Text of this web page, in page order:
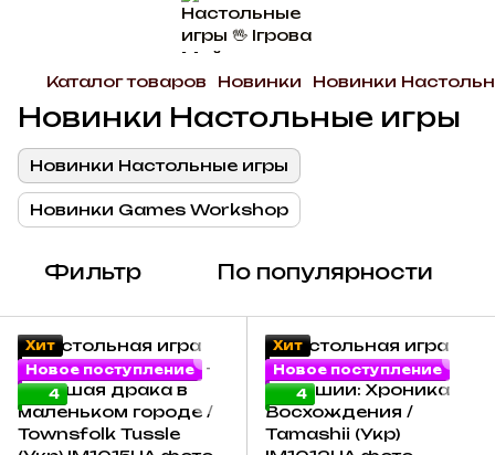
Каталог товаров Новинки Новинки
Новинки Настольные игры
Новинки Настольные игры
Новинки Games Workshop
Фильтр По популярности
Хит
Новое поступление
4
Хит
Новое поступление
4